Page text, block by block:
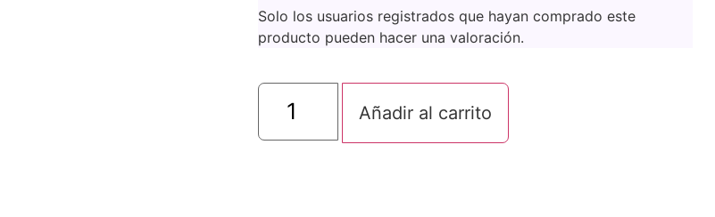
Solo los usuarios registrados que hayan comprado este
producto pueden hacer una valoración.
Añadir al carrito